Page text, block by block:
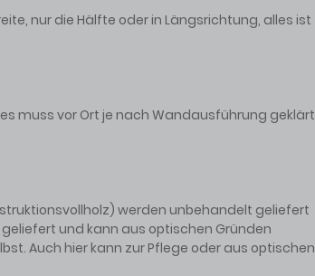
nur die Hälfte oder in Längsrichtung, alles ist
muss vor Ort je nach Wandausführung geklärt
werden unbehandelt geliefert
und kann aus optischen Gründen
Auch hier kann zur Pflege oder aus optischen